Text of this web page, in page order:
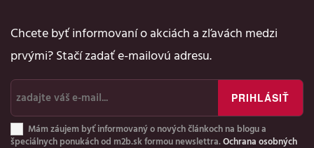
Chcete byť informovaní o akciách a zľavách medzi
prvými? Stačí zadať e-mailovú adresu.
Mám záujem byť informovaný o nových článkoch na blogu a
špeciálnych ponukách od m2b.sk formou newslettra. Ochrana osobných